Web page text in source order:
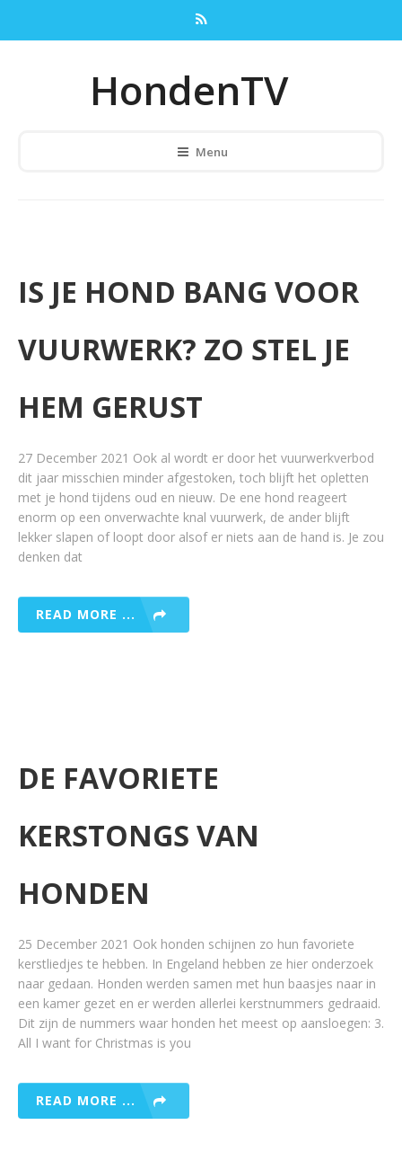
HondenTV
Menu
IS JE HOND BANG VOOR
VUURWERK? ZO STEL JE
HEM GERUST
27 December 2021 Ook al wordt er door het vuurwerkverbod
dit jaar misschien minder afgestoken, toch blijft het opletten
met je hond tijdens oud en nieuw. De ene hond reageert
enorm op een onverwachte knal vuurwerk, de ander blijft
lekker slapen of loopt door alsof er niets aan de hand is. Je zou
denken dat
READ MORE ...
DE FAVORIETE
KERSTONGS VAN
HONDEN
25 December 2021 Ook honden schijnen zo hun favoriete
kerstliedjes te hebben. In Engeland hebben ze hier onderzoek
naar gedaan. Honden werden samen met hun baasjes naar in
een kamer gezet en er werden allerlei kerstnummers gedraaid.
Dit zijn de nummers waar honden het meest op aansloegen: 3.
All I want for Christmas is you
READ MORE ...